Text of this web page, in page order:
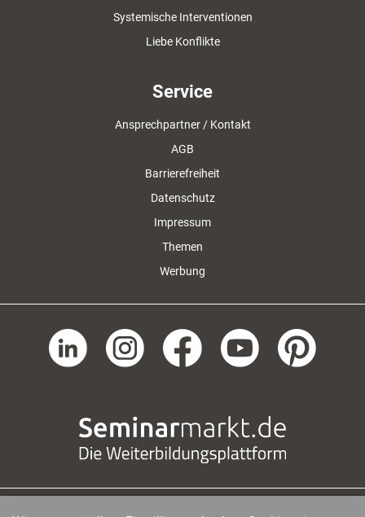
Systemische Interventionen
Liebe Konflikte
Service
Ansprechpartner / Kontakt
AGB
Barrierefreiheit
Datenschutz
Impressum
Themen
Werbung